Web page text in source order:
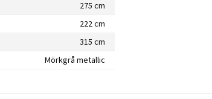
275 cm
222 cm
315 cm
Mörkgrå metallic